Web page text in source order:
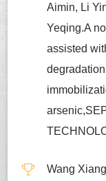
Aimin, Li
Yeqing.A
assisted
Wang